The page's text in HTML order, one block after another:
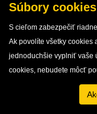
ÚVOD JASKYNE
Súbory
S cieľom zabezpečiť
Ak povolíte všetky cookies
jednoduchšie vyplniť vaše
cookies, nebudete môcť